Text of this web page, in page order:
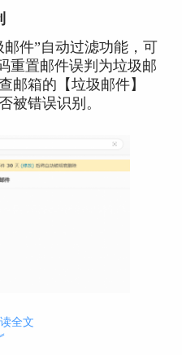
件”自动过滤功能，可
重置邮件误判为垃圾邮
邮箱的【垃圾邮件】
被错误识别。
全文